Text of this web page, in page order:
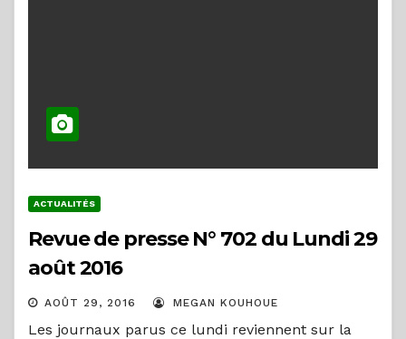
ACTUALITÉS
Revue de presse N° 702 du Lundi 29
août 2016
AOÛT 29, 2016 MEGAN KOUHOUE
Les journaux parus ce lundi reviennent sur la